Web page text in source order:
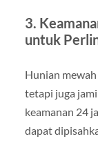
3.
untuk
Hunian
tetapi juga
keamanan 24
dapat